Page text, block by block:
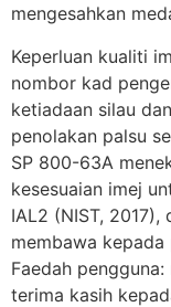
mengesahkan
Keperluan kualiti
nombor kad
ketiadaan silau
penolakan palsu
SP 800-63A
kesesuaian imej
IAL2 (NIST,
membawa kepada
Faedah
terima kasih